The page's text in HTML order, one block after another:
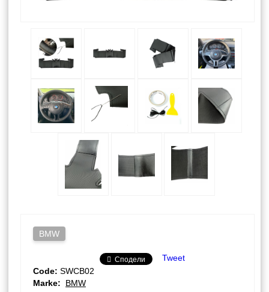
BMW
Сподели
Tweet
Code: SWCB02
Marke:
BMW